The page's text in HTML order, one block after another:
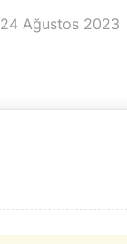
24 Ağustos 2023